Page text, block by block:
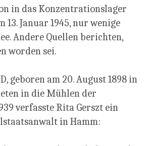
in das Konzentrationslager
Januar 1945, nur wenige
Andere Quellen berichten,
worden sei.
geboren am 20. August 1898 in
in die Mühlen der
verfasste Rita Gerszt ein
in Hamm: